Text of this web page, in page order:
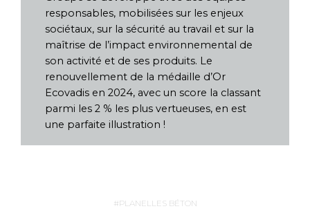
responsables, mobilisées sur les enjeux
sociétaux, sur la sécurité au travail et sur la
maîtrise de l’impact environnemental de
son activité et de ses produits. Le
renouvellement de la médaille d’Or
Ecovadis en 2024, avec un score la classant
parmi les 2 % les plus vertueuses, en est
une parfaite illustration !
PLANELLES BÉTON